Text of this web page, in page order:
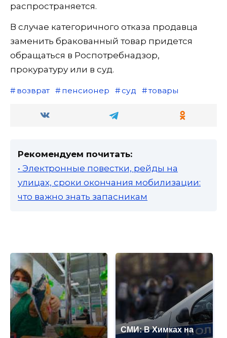
распространяется.
В случае категоричного отказа продавца
заменить бракованный товар придется
обращаться в Роспотребнадзор,
прокуратуру или в суд.
возврат пенсионер суд товары
Рекомендуем почитать:
• Электронные повестки, рейды на
улицах, сроки окончания мобилизации:
что важно знать запасникам
СМИ: В Химках на